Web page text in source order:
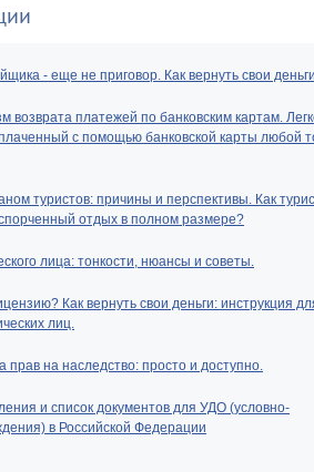
- еще не приговор. Как вернуть свои
возврата платежей по банковским картам.
с помощью банковской карты любой
туристов: причины и перспективы. Как
отдых в полном размере?
лица: тонкости, нюансы и советы.
Как вернуть свои деньги: инструкция
лиц.
прав на наследство: просто и доступно.
и список документов для УДО (условно-
в Российской Федерации